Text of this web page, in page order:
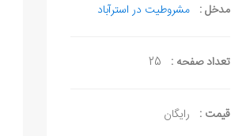
مدخل : مشروطیت در استرآباد
تعداد صفحه : 25
قیمت : رایگان